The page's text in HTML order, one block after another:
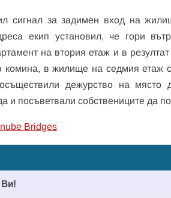
сигнал за задимен вход на
екип установил, че гори
на втория етаж и в
комина, в жилище на седмия етаж
дежурство на място
посъветвали собствениците да
Bridges
Ви!